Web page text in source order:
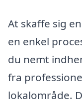
At skaffe sig
en enkel
du nemt
fra
lokalområde.